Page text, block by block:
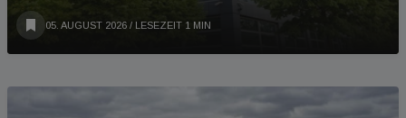
05. AUGUST 2026 / LESEZEIT 1 MIN